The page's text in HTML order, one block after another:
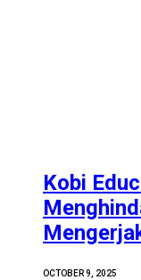
Kobi
OCTOBER 9, 2025